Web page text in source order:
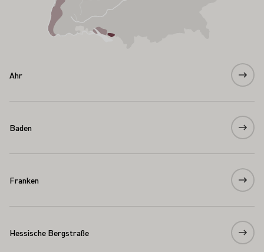
Ahr
Baden
Franken
Hessische Bergstraße